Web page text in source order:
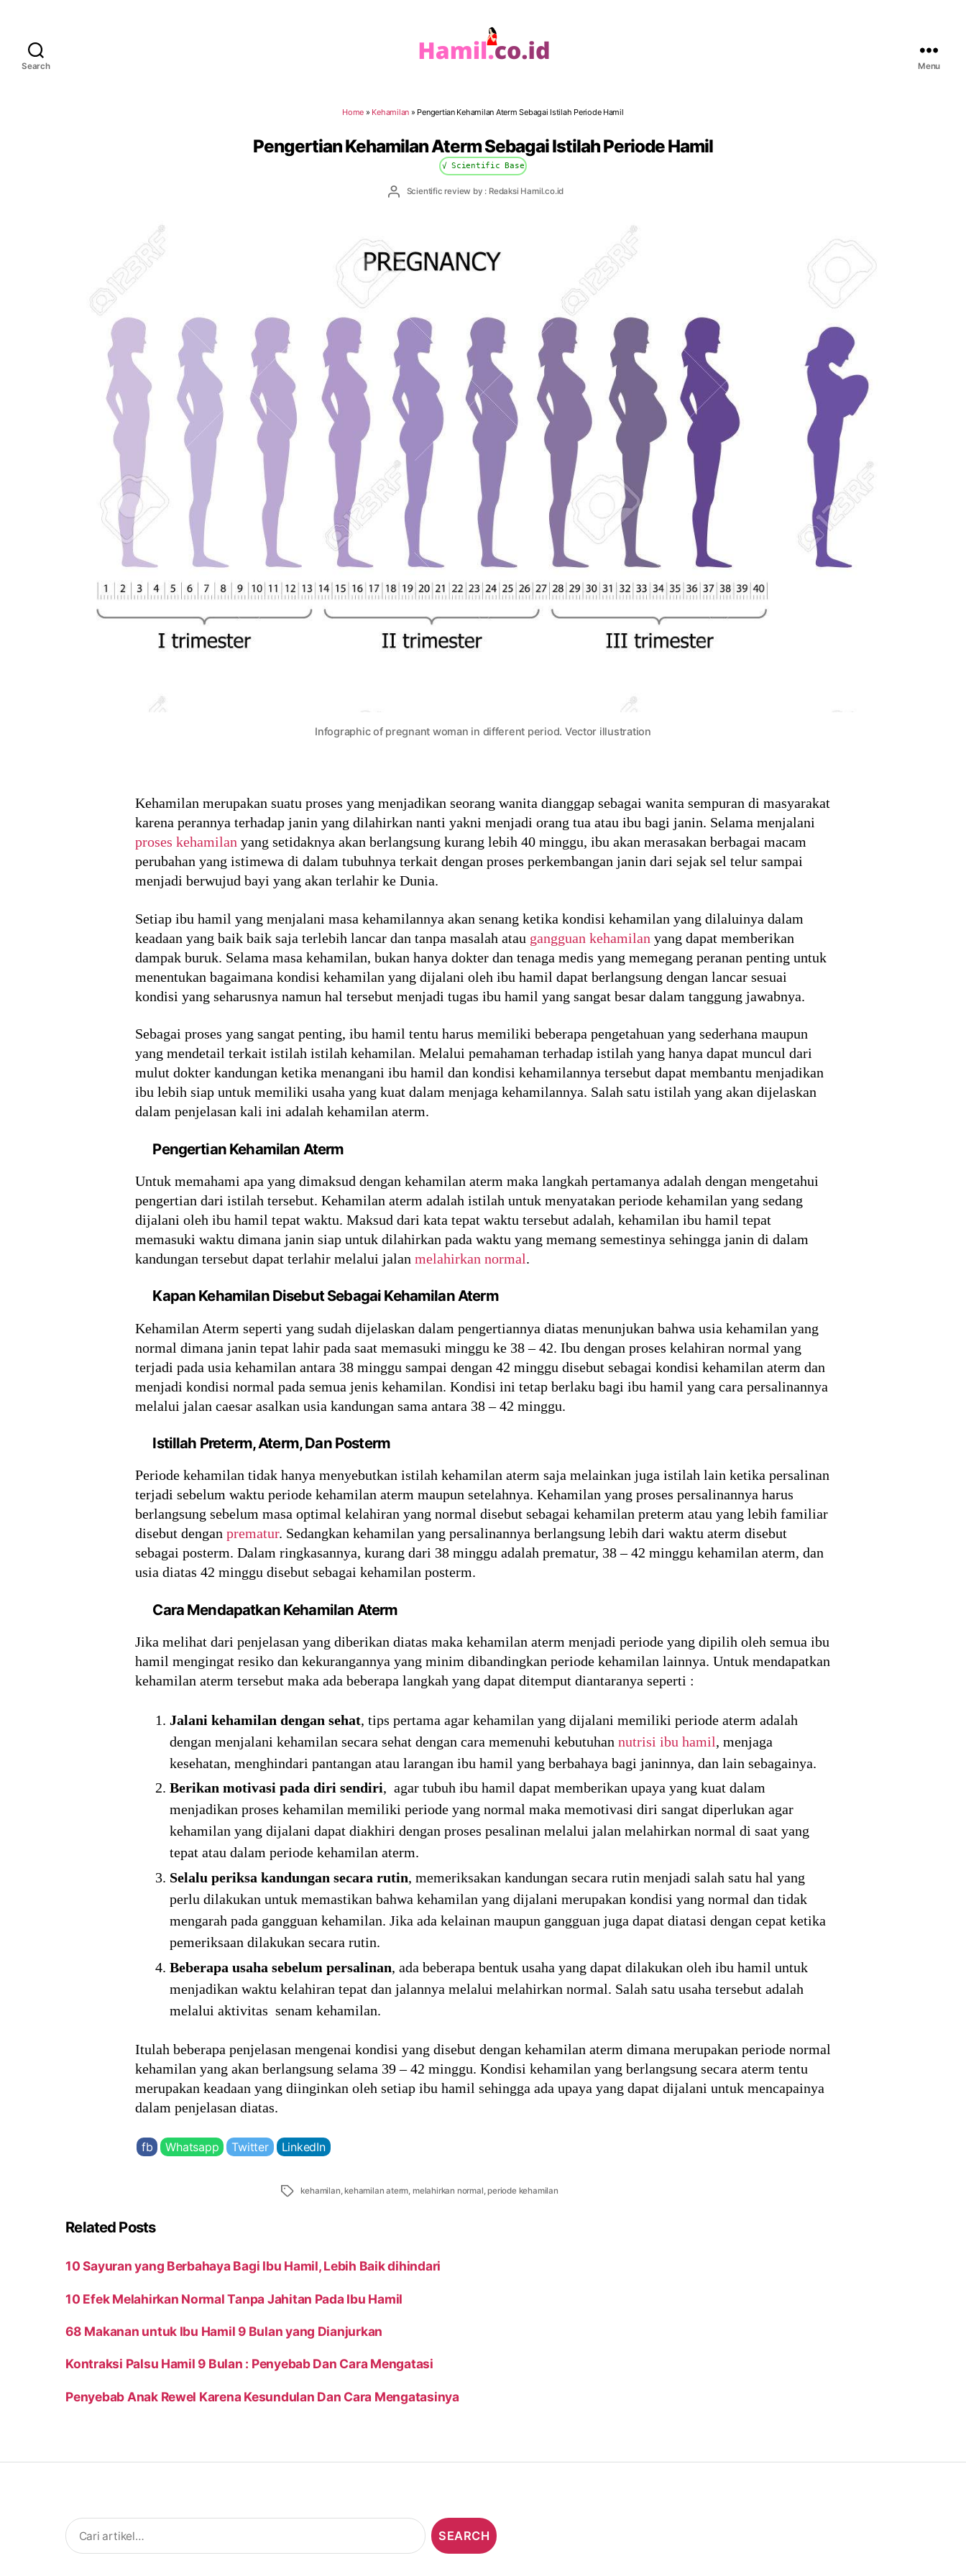
Search Menu
Home » Kehamilan » Pengertian Kehamilan Aterm Sebagai Istilah Periode Hamil
Pengertian Kehamilan Aterm Sebagai Istilah Periode Hamil
√ Scientific Base
PostScientific review by : Redaksi Hamil.co.id
Infographic of pregnant woman in different period. Vector illustration
Kehamilan merupakan suatu proses yang menjadikan seorang wanita dianggap sebagai wanita sempuran di masyarakat
karena perannya terhadap janin yang dilahirkan nanti yakni menjadi orang tua atau ibu bagi janin. Selama menjalani
proses kehamilan yang setidaknya akan berlangsung kurang lebih 40 minggu, ibu akan merasakan berbagai macam
perubahan yang istimewa di dalam tubuhnya terkait dengan proses perkembangan janin dari sejak sel telur sampai
menjadi berwujud bayi yang akan terlahir ke Dunia.
Setiap ibu hamil yang menjalani masa kehamilannya akan senang ketika kondisi kehamilan yang dilaluinya dalam
keadaan yang baik baik saja terlebih lancar dan tanpa masalah atau gangguan kehamilan yang dapat memberikan
dampak buruk. Selama masa kehamilan, bukan hanya dokter dan tenaga medis yang memegang peranan penting untuk
menentukan bagaimana kondisi kehamilan yang dijalani oleh ibu hamil dapat berlangsung dengan lancar sesuai
kondisi yang seharusnya namun hal tersebut menjadi tugas ibu hamil yang sangat besar dalam tanggung jawabnya.
Sebagai proses yang sangat penting, ibu hamil tentu harus memiliki beberapa pengetahuan yang sederhana maupun
yang mendetail terkait istilah istilah kehamilan. Melalui pemahaman terhadap istilah yang hanya dapat muncul dari
mulut dokter kandungan ketika menangani ibu hamil dan kondisi kehamilannya tersebut dapat membantu menjadikan
ibu lebih siap untuk memiliki usaha yang kuat dalam menjaga kehamilannya. Salah satu istilah yang akan dijelaskan
dalam penjelasan kali ini adalah kehamilan aterm.
Pengertian Kehamilan Aterm
Untuk memahami apa yang dimaksud dengan kehamilan aterm maka langkah pertamanya adalah dengan mengetahui
pengertian dari istilah tersebut. Kehamilan aterm adalah istilah untuk menyatakan periode kehamilan yang sedang
dijalani oleh ibu hamil tepat waktu. Maksud dari kata tepat waktu tersebut adalah, kehamilan ibu hamil tepat
memasuki waktu dimana janin siap untuk dilahirkan pada waktu yang memang semestinya sehingga janin di dalam
kandungan tersebut dapat terlahir melalui jalan melahirkan normal.
Kapan Kehamilan Disebut Sebagai Kehamilan Aterm
Kehamilan Aterm seperti yang sudah dijelaskan dalam pengertiannya diatas menunjukan bahwa usia kehamilan yang
normal dimana janin tepat lahir pada saat memasuki minggu ke 38 – 42. Ibu dengan proses kelahiran normal yang
terjadi pada usia kehamilan antara 38 minggu sampai dengan 42 minggu disebut sebagai kondisi kehamilan aterm dan
menjadi kondisi normal pada semua jenis kehamilan. Kondisi ini tetap berlaku bagi ibu hamil yang cara persalinannya
melalui jalan caesar asalkan usia kandungan sama antara 38 – 42 minggu.
Istillah Preterm, Aterm, Dan Posterm
Periode kehamilan tidak hanya menyebutkan istilah kehamilan aterm saja melainkan juga istilah lain ketika persalinan
terjadi sebelum waktu periode kehamilan aterm maupun setelahnya. Kehamilan yang proses persalinannya harus
berlangsung sebelum masa optimal kelahiran yang normal disebut sebagai kehamilan preterm atau yang lebih familiar
disebut dengan prematur. Sedangkan kehamilan yang persalinannya berlangsung lebih dari waktu aterm disebut
sebagai posterm. Dalam ringkasannya, kurang dari 38 minggu adalah prematur, 38 – 42 minggu kehamilan aterm, dan
usia diatas 42 minggu disebut sebagai kehamilan posterm.
Cara Mendapatkan Kehamilan Aterm
Jika melihat dari penjelasan yang diberikan diatas maka kehamilan aterm menjadi periode yang dipilih oleh semua ibu
hamil mengingat resiko dan kekurangannya yang minim dibandingkan periode kehamilan lainnya. Untuk mendapatkan
kehamilan aterm tersebut maka ada beberapa langkah yang dapat ditemput diantaranya seperti :
Jalani kehamilan dengan sehat, tips pertama agar kehamilan yang dijalani memiliki periode aterm adalah
dengan menjalani kehamilan secara sehat dengan cara memenuhi kebutuhan nutrisi ibu hamil, menjaga
kesehatan, menghindari pantangan atau larangan ibu hamil yang berbahaya bagi janinnya, dan lain sebagainya.
Berikan motivasi pada diri sendiri, agar tubuh ibu hamil dapat memberikan upaya yang kuat dalam
menjadikan proses kehamilan memiliki periode yang normal maka memotivasi diri sangat diperlukan agar
kehamilan yang dijalani dapat diakhiri dengan proses pesalinan melalui jalan melahirkan normal di saat yang
tepat atau dalam periode kehamilan aterm.
Selalu periksa kandungan secara rutin, memeriksakan kandungan secara rutin menjadi salah satu hal yang
perlu dilakukan untuk memastikan bahwa kehamilan yang dijalani merupakan kondisi yang normal dan tidak
mengarah pada gangguan kehamilan. Jika ada kelainan maupun gangguan juga dapat diatasi dengan cepat ketika
pemeriksaan dilakukan secara rutin.
Beberapa usaha sebelum persalinan, ada beberapa bentuk usaha yang dapat dilakukan oleh ibu hamil untuk
menjadikan waktu kelahiran tepat dan jalannya melalui melahirkan normal. Salah satu usaha tersebut adalah
melalui aktivitas senam kehamilan.
Itulah beberapa penjelasan mengenai kondisi yang disebut dengan kehamilan aterm dimana merupakan periode normal
kehamilan yang akan berlangsung selama 39 – 42 minggu. Kondisi kehamilan yang berlangsung secara aterm tentu
merupakan keadaan yang diinginkan oleh setiap ibu hamil sehingga ada upaya yang dapat dijalani untuk mencapainya
dalam penjelasan diatas.
fb Whatsapp Twitter LinkedIn
Tags kehamilan,kehamilan aterm, melahirkan normal,periode kehamilan
Related Posts
10 Sayuran yang Berbahaya Bagi Ibu Hamil, Lebih Baik dihindari
10 Efek Melahirkan Normal Tanpa Jahitan Pada Ibu Hamil
68 Makanan untuk Ibu Hamil 9 Bulan yang Dianjurkan
Kontraksi Palsu Hamil 9 Bulan : Penyebab Dan Cara Mengatasi
Penyebab Anak Rewel Karena Kesundulan Dan Cara Mengatasinya
Search
for: